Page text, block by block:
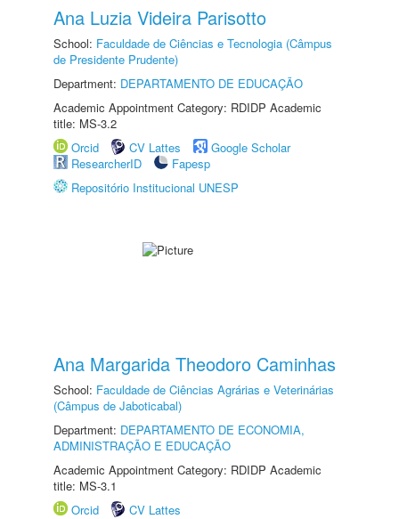
Ana Luzia Videira Parisotto
School: Faculdade de Ciências e Tecnologia (Câmpus
de Presidente Prudente)
Department: DEPARTAMENTO DE EDUCAÇÃO
Academic Appointment Category: RDIDP Academic
title: MS-3.2
Orcid
CV Lattes
Google Scholar
ResearcherID
Fapesp
Repositório Institucional UNESP
Ana Margarida Theodoro Caminhas
School: Faculdade de Ciências Agrárias e Veterinárias
(Câmpus de Jaboticabal)
Department: DEPARTAMENTO DE ECONOMIA,
ADMINISTRAÇÃO E EDUCAÇÃO
Academic Appointment Category: RDIDP Academic
title: MS-3.1
Orcid
CV Lattes